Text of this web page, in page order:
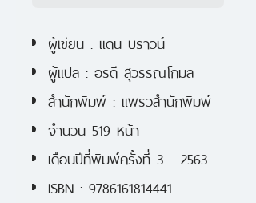
ผู้เขียน : แดน บราวน์
ผู้แปล : อรดี สุวรรณโกมล
สำนักพิมพ์ : แพรวสำนักพิมพ์
จำนวน 519 หน้า
เดือนปีที่พิมพ์ครั้งที่ 3 - 2563
ISBN : 9786161814441